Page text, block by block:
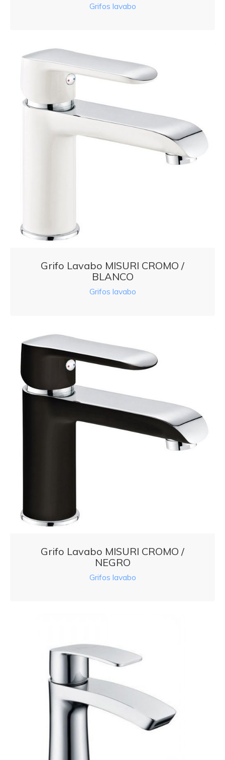
Grifos lavabo
Grifo Lavabo MISURI CROMO /
BLANCO
Grifos lavabo
Grifo Lavabo MISURI CROMO /
NEGRO
Grifos lavabo